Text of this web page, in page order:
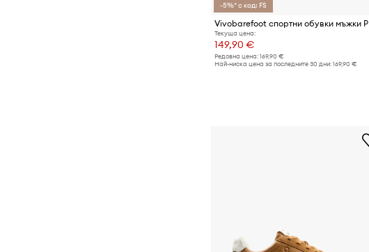
-5%* с код: FS
Текуща цена:
149,90 €
Редовна цена: 169,90 €
Най-ниска цена за последните 30 дни: 169,90 €